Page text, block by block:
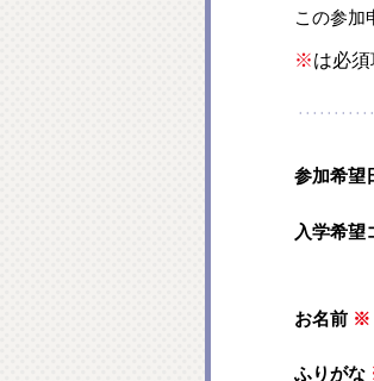
この参加
※は必
参加希望
入学希望
お名前 ※
ふりがな